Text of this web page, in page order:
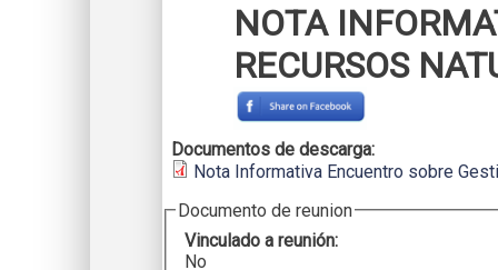
NOTA
RECURSOS
Documentos de descarga:
Nota Informativa Encuentro sobre
Documento de reunion
Vinculado a reunión:
No